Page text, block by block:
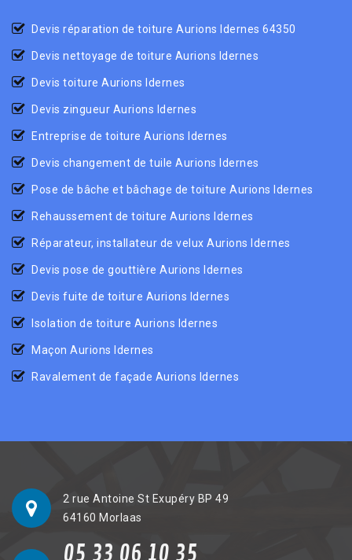
Devis réparation de toiture Aurions Idernes 64350
Devis nettoyage de toiture Aurions Idernes
Devis toiture Aurions Idernes
Devis zingueur Aurions Idernes
Entreprise de toiture Aurions Idernes
Devis changement de tuile Aurions Idernes
Pose de bâche et bâchage de toiture Aurions Idernes
Rehaussement de toiture Aurions Idernes
Réparateur, installateur de velux Aurions Idernes
Devis pose de gouttière Aurions Idernes
Devis fuite de toiture Aurions Idernes
Isolation de toiture Aurions Idernes
Maçon Aurions Idernes
Ravalement de façade Aurions Idernes
2 rue Antoine St Exupéry BP 49
64160 Morlaas
05 33 06 10 35